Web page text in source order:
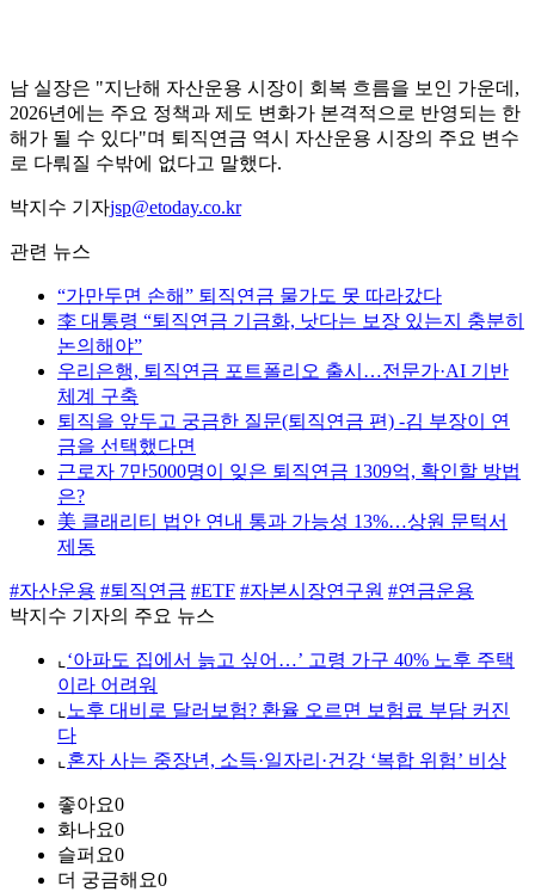
남 실장은 "지난해 자산운용 시장이 회복 흐름을 보인 가운데,
2026년에는 주요 정책과 제도 변화가 본격적으로 반영되는 한
해가 될 수 있다"며 퇴직연금 역시 자산운용 시장의 주요 변수
로 다뤄질 수밖에 없다고 말했다.
박지수 기자jsp@etoday.co.kr
관련 뉴스
“가만두면 손해” 퇴직연금 물가도 못 따라갔다
李 대통령 “퇴직연금 기금화, 낫다는 보장 있는지 충분히
논의해야”
우리은행, 퇴직연금 포트폴리오 출시…전문가·AI 기반
체계 구축
퇴직을 앞두고 궁금한 질문(퇴직연금 편) -김 부장이 연
금을 선택했다면
근로자 7만5000명이 잊은 퇴직연금 1309억, 확인할 방법
은?
美 클래리티 법안 연내 통과 가능성 13%…상원 문턱서
제동
#자산운용 #퇴직연금 #ETF #자본시장연구원 #연금운용
박지수 기자의 주요 뉴스
⌞ ‘아파도 집에서 늙고 싶어…’ 고령 가구 40% 노후 주택
이라 어려워
⌞ 노후 대비로 달러보험? 환율 오르면 보험료 부담 커진
다
⌞ 혼자 사는 중장년, 소득·일자리·건강 ‘복합 위험’ 비상
좋아요0
화나요0
슬퍼요0
더 궁금해요0